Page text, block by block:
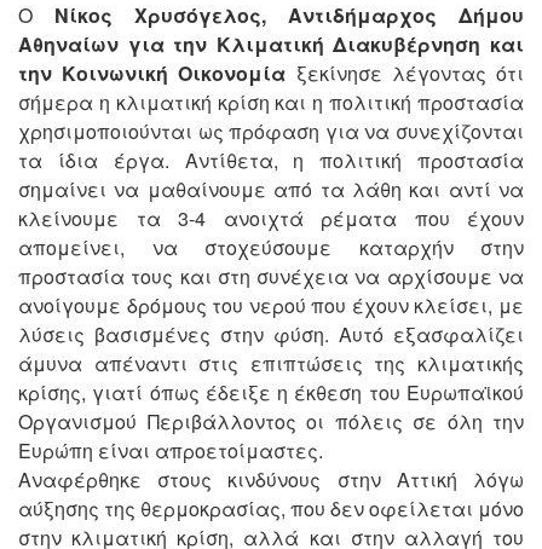
Ο Νίκος Χρυσόγελος, Αντιδήμαρχος Δήμου
Αθηναίων για την Κλιματική Διακυβέρνηση και
την Κοινωνική Οικονομία ξεκίνησε λέγοντας ότι
σήμερα η κλιματική κρίση και η πολιτική προστασία
χρησιμοποιούνται ως πρόφαση για να συνεχίζονται
τα ίδια έργα. Αντίθετα, η πολιτική προστασία
σημαίνει να μαθαίνουμε από τα λάθη και αντί να
κλείνουμε τα 3-4 ανοιχτά ρέματα που έχουν
απομείνει, να στοχεύσουμε καταρχήν στην
προστασία τους και στη συνέχεια να αρχίσουμε να
ανοίγουμε δρόμους του νερού που έχουν κλείσει, με
λύσεις βασισμένες στην φύση. Αυτό εξασφαλίζει
άμυνα απέναντι στις επιπτώσεις της κλιματικής
κρίσης, γιατί όπως έδειξε η έκθεση του Ευρωπαϊκού
Οργανισμού Περιβάλλοντος οι πόλεις σε όλη την
Ευρώπη είναι απροετοίμαστες.
Αναφέρθηκε στους κινδύνους στην Αττική λόγω
αύξησης της θερμοκρασίας, που δεν οφείλεται μόνο
στην κλιματική κρίση, αλλά και στην αλλαγή του